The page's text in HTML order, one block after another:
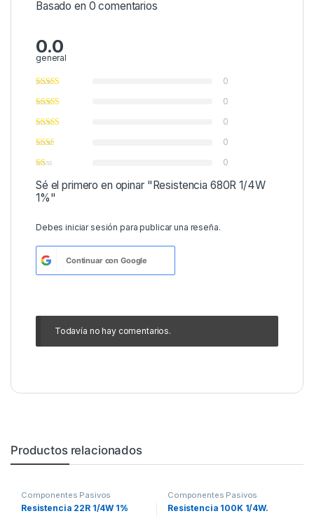
Basado en 0 comentarios
0.0
general
0
0
0
0
0
Sé el primero en opinar "Resistencia 680R 1/4W
1%"
Debesiniciar sesión para publicar una reseña.
Continuar conGoogle
Todavía no hay comentarios.
Productos relacionados
Componentes Pasivos
Resistencia 22R 1/4W 1%
Componentes Pasivos
Resistencia 100K 1/4W.